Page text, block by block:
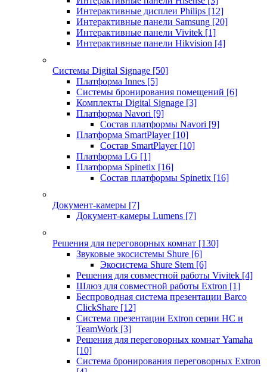
Интерактивные дисплеи Philips [12]
Интерактивные панели Samsung [20]
Интерактивные панели Vivitek [1]
Интерактивные панели Hikvision [4]
Системы Digital Signage [50]
Платформа Innes [5]
Системы бронирования помещений [6]
Комплекты Digital Signage [3]
Платформа Navori [9]
Состав платформы Navori [9]
Платформа SmartPlayer [10]
Состав SmartPlayer [10]
Платформа LG [1]
Платформа Spinetix [16]
Состав платформы Spinetix [16]
Документ-камеры [7]
Документ-камеры Lumens [7]
Решения для переговорных комнат [130]
Звуковые экосистемы Shure [6]
Экосистема Shure Stem [6]
Решения для совместной работы Vivitek [4]
Шлюз для совместной работы Extron [1]
Беспроводная система презентации Barco
ClickShare [12]
Система презентации Extron серии HC и
TeamWork [3]
Решения для переговорных комнат Yamaha
[10]
Система бронирования переговорных Extron